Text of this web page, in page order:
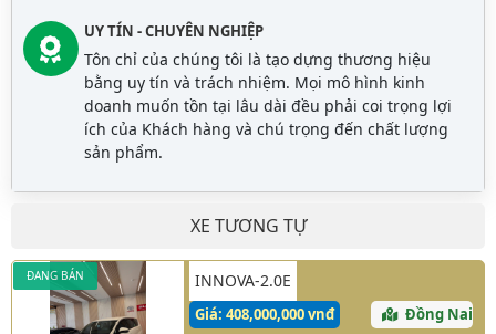
UY TÍN - CHUYÊN NGHIỆP
Tôn chỉ của chúng tôi là tạo dựng thương hiệu
bằng uy tín và trách nhiệm. Mọi mô hình kinh
doanh muốn tồn tại lâu dài đều phải coi trọng lợi
ích của Khách hàng và chú trọng đến chất lượng
sản phẩm.
XE TƯƠNG TỰ
INNOVA-2.0E
Giá: 408,000,000 vnđ Đồng Nai
ĐANG BÁN